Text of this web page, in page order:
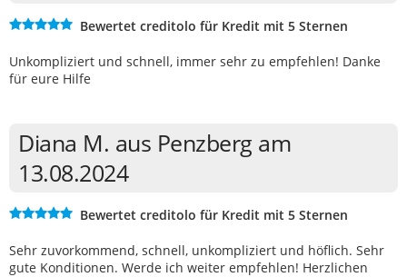
Bewertet creditolo für Kredit mit 5 Sternen
Unkompliziert und schnell, immer sehr zu empfehlen! Danke
für eure Hilfe
Diana M. aus Penzberg am
13.08.2024
Bewertet creditolo für Kredit mit 5 Sternen
Sehr zuvorkommend, schnell, unkompliziert und höflich. Sehr
gute Konditionen. Werde ich weiter empfehlen! Herzlichen